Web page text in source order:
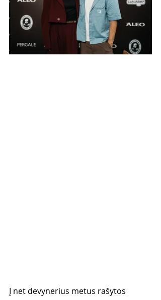
Į net devynerius metus rašytos